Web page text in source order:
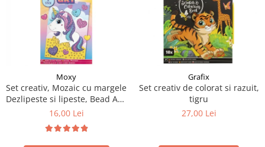
Moxy
Set creativ, Mozaic cu margele
Dezlipeste si lipeste, Bead Art,
unicorn, A5
16,00 Lei
Grafix
Set creativ de colorat si razuit,
tigru
27,00 Lei